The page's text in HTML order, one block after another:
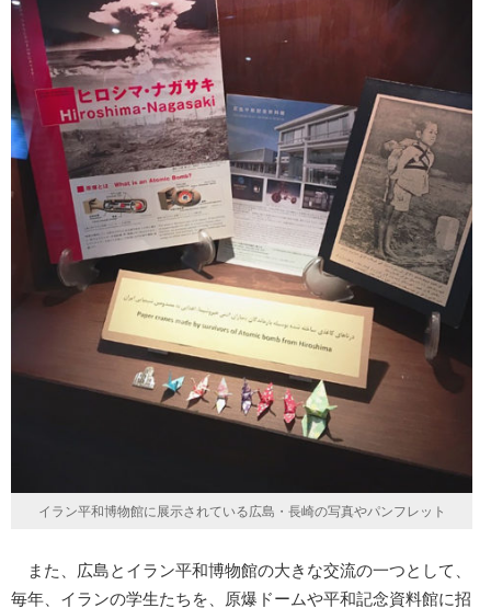
イラン平和博物館に展示されている広島・長崎の写真やパンフレット
また、広島とイラン平和博物館の大きな交流の一つとして、
毎年、イランの学生たちを、原爆ドームや平和記念資料館に招